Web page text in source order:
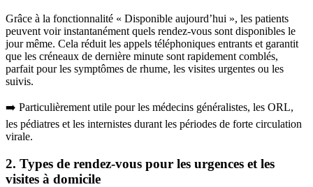
Grâce à la fonctionnalité « Disponible aujourd’hui », les patients
peuvent voir instantanément quels rendez-vous sont disponibles le
jour même. Cela réduit les appels téléphoniques entrants et garantit
que les créneaux de dernière minute sont rapidement comblés,
parfait pour les symptômes de rhume, les visites urgentes ou les
suivis.
➡️ Particulièrement utile pour les médecins généralistes, les ORL,
les pédiatres et les internistes durant les périodes de forte circulation
virale.
2. Types de rendez-vous pour les urgences et les
visites à domicile